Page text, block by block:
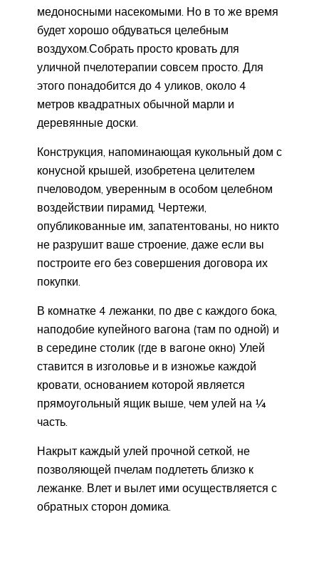
медоносными насекомыми. Но в то же время
будет хорошо обдуваться целебным
воздухом.Собрать просто кровать для
уличной пчелотерапии совсем просто. Для
этого понадобится до 4 уликов, около 4
метров квадратных обычной марли и
деревянные доски.
Конструкция, напоминающая кукольный дом с
конусной крышей, изобретена целителем
пчеловодом, уверенным в особом целебном
воздействии пирамид. Чертежи,
опубликованные им, запатентованы, но никто
не разрушит ваше строение, даже если вы
построите его без совершения договора их
покупки.
В комнатке 4 лежанки, по две с каждого бока,
наподобие купейного вагона (там по одной) и
в середине столик (где в вагоне окно) Улей
ставится в изголовье и в изножье каждой
кровати, основанием которой является
прямоугольный ящик выше, чем улей на ¼
часть.
Накрыт каждый улей прочной сеткой, не
позволяющей пчелам подлететь близко к
лежанке. Влет и вылет ими осуществляется с
обратных сторон домика.